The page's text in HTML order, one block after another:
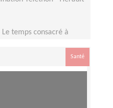
Le temps consacré à
de Septembre àSanté